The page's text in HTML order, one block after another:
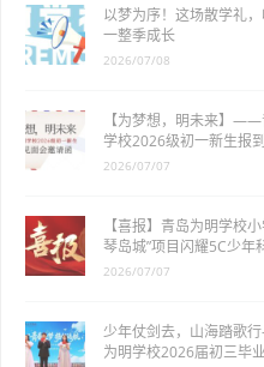
以梦为序！这场散学礼
一整季成长
2026/07/08
【为梦想，明未来】
学校2026级初一新生报
2026/07/07
【喜报】青岛为明学校
琴岛城”项目闪耀5C少年
2026/07/07
少年仗剑去，山海踏歌
为明学校2026届初三毕